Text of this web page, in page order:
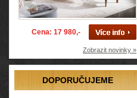
Cena: 17 980,-
Zobrazit novinky »
DOPORUČUJEME